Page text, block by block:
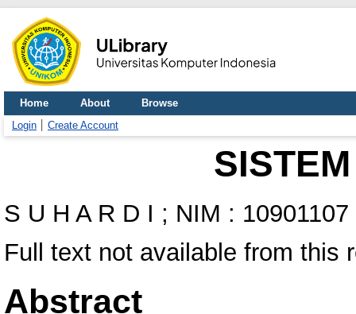
Home About
Browse
Login
Create Account
S U H A R D I ; NIM : 10901107
Full text not available from this
Abstract